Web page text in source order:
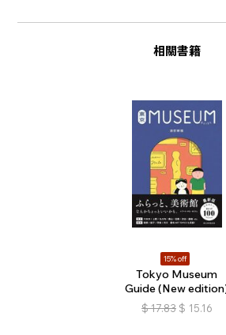
相關書籍
15% off
Tokyo Museum
Guide (New
$ 17.83 $ 15.16